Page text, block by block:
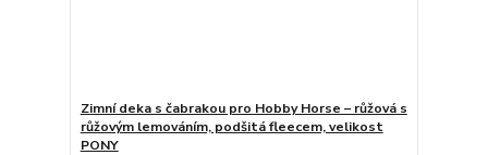
Zimní deka s čabrakou pro Hobby Horse – růžová s
růžovým lemováním, podšitá fleecem, velikost
PONY